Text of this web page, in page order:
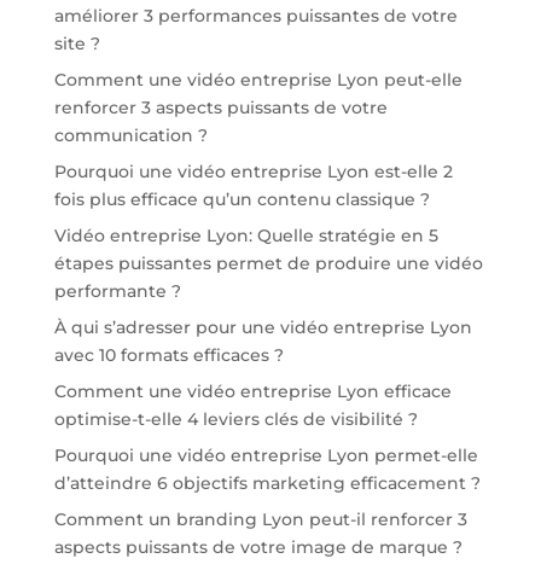
améliorer 3 performances puissantes de votre
site ?
Comment une vidéo entreprise Lyon peut-elle
renforcer 3 aspects puissants de votre
communication ?
Pourquoi une vidéo entreprise Lyon est-elle 2
fois plus efficace qu’un contenu classique ?
Vidéo entreprise Lyon: Quelle stratégie en 5
étapes puissantes permet de produire une vidéo
performante ?
À qui s’adresser pour une vidéo entreprise Lyon
avec 10 formats efficaces ?
Comment une vidéo entreprise Lyon efficace
optimise-t-elle 4 leviers clés de visibilité ?
Pourquoi une vidéo entreprise Lyon permet-elle
d’atteindre 6 objectifs marketing efficacement ?
Comment un branding Lyon peut-il renforcer 3
aspects puissants de votre image de marque ?